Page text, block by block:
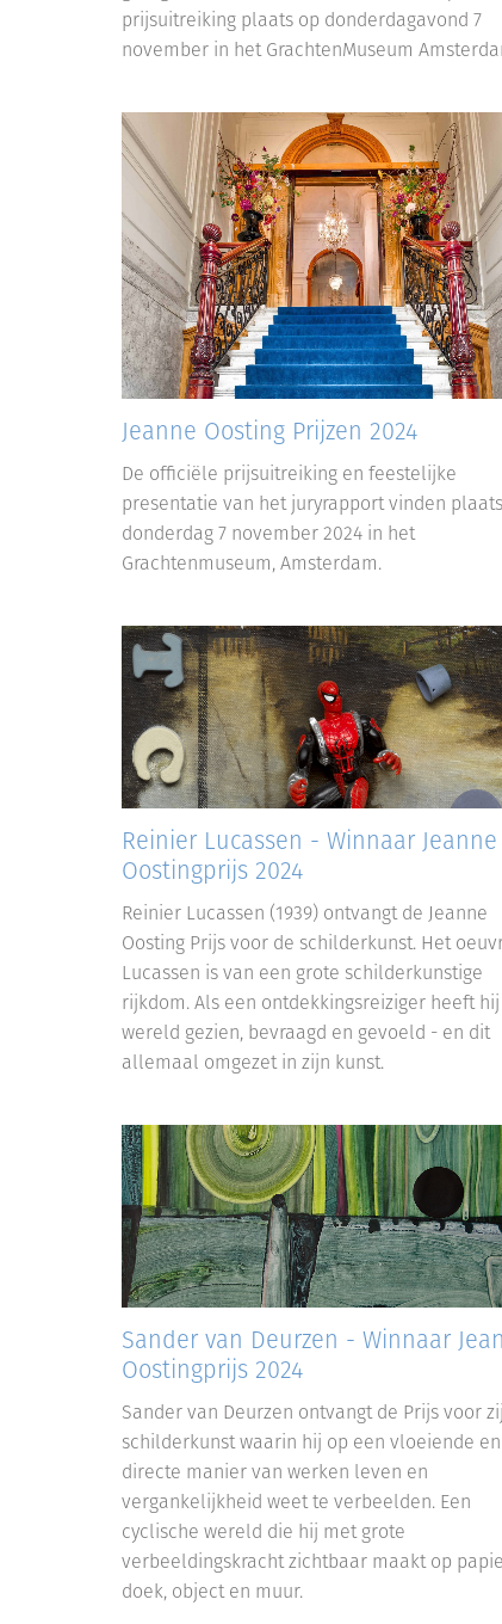
prijsuitreiking plaats op donderdagavond 7
november in het GrachtenMuseum
Jeanne Oosting Prijzen 2024
De officiële prijsuitreiking en feestelijke
presentatie van het juryrapport vinden
donderdag 7 november 2024 in het
Grachtenmuseum, Amsterdam.
Reinier Lucassen - Winnaar Jeanne
Oostingprijs 2024
Reinier Lucassen (1939) ontvangt de Jeanne
Oosting Prijs voor de schilderkunst. Het
Lucassen is van een grote schilderkunstige
rijkdom. Als een ontdekkingsreiziger heeft
wereld gezien, bevraagd en gevoeld - en dit
allemaal omgezet in zijn kunst.
Sander van Deurzen - Winnaar
Oostingprijs 2024
Sander van Deurzen ontvangt de Prijs voor
schilderkunst waarin hij op een vloeiende en
directe manier van werken leven en
vergankelijkheid weet te verbeelden. Een
cyclische wereld die hij met grote
verbeeldingskracht zichtbaar maakt op
doek, object en muur.